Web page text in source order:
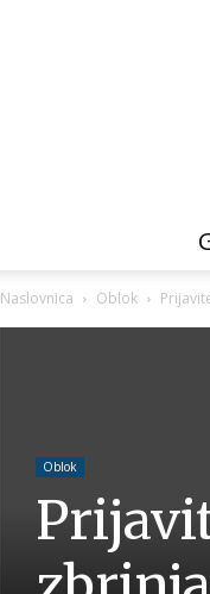
Naslovnica Oblok
Oblok